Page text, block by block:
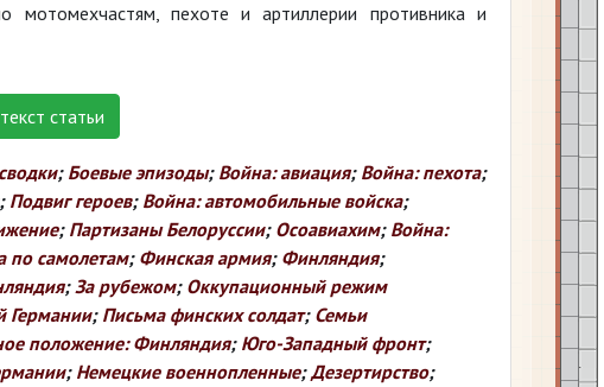
пехоте и артиллерии противника и
статьи
; Боевые эпизоды; Война: авиация; Война: пехота;
; Подвиг героев; Война: автомобильные войска;
; Партизаны Белоруссии; Осоавиахим; Война:
по самолетам; Финская армия; Финляндия;
;За рубежом; Оккупационный режим
Германии; Письма финских солдат; Семьи
положение: Финляндия; Юго-Западный фронт;
; Немецкие военнопленные;Дезертирство;